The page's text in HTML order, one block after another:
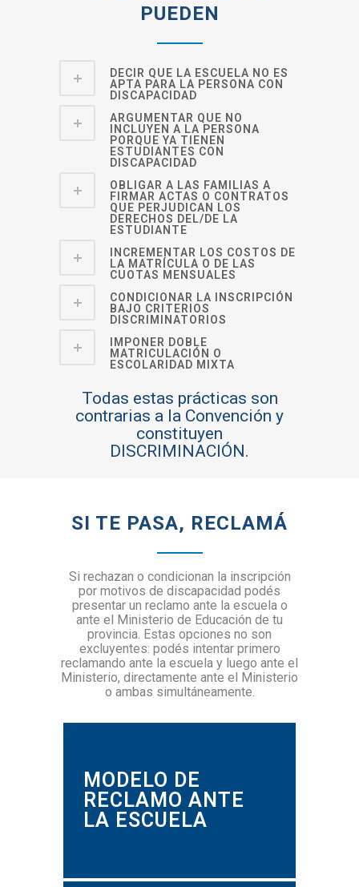
PUEDEN
DECIR QUE LA ESCUELA NO ES
APTA PARA LA PERSONA CON
DISCAPACIDAD
ARGUMENTAR QUE NO
INCLUYEN A LA PERSONA
PORQUE YA TIENEN
ESTUDIANTES CON
DISCAPACIDAD
OBLIGAR A LAS FAMILIAS A
FIRMAR ACTAS O CONTRATOS
QUE PERJUDICAN LOS
DERECHOS DEL/DE LA
ESTUDIANTE
INCREMENTAR LOS COSTOS DE
LA MATRÍCULA O DE LAS
CUOTAS MENSUALES
CONDICIONAR LA INSCRIPCIÓN
BAJO CRITERIOS
DISCRIMINATORIOS
IMPONER DOBLE
MATRICULACIÓN O
ESCOLARIDAD MIXTA
Todas estas prácticas son
contrarias a la Convención y
constituyen
DISCRIMINACIÓN.
SI TE PASA, RECLAMÁ
Si rechazan o condicionan la inscripción
por motivos de discapacidad podés
presentar un reclamo ante la escuela o
ante el Ministerio de Educación de tu
provincia. Estas opciones no son
excluyentes: podés intentar primero
reclamando ante la escuela y luego ante el
Ministerio, directamente ante el Ministerio
o ambas simultáneamente.
MODELO DE
RECLAMO ANTE
LA ESCUELA